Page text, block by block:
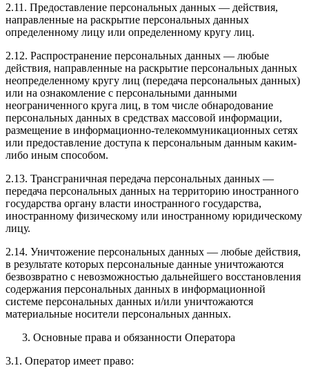
2.11. Предоставление персональных данных — действия,
направленные на раскрытие персональных данных
определенному лицу или определенному кругу лиц.
2.12. Распространение персональных данных — любые
действия, направленные на раскрытие персональных данных
неопределенному кругу лиц (передача персональных данных)
или на ознакомление с персональными данными
неограниченного круга лиц, в том числе обнародование
персональных данных в средствах массовой информации,
размещение в информационно-телекоммуникационных сетях
или предоставление доступа к персональным данным каким-
либо иным способом.
2.13. Трансграничная передача персональных данных —
передача персональных данных на территорию иностранного
государства органу власти иностранного государства,
иностранному физическому или иностранному юридическому
лицу.
2.14. Уничтожение персональных данных — любые действия,
в результате которых персональные данные уничтожаются
безвозвратно с невозможностью дальнейшего восстановления
содержания персональных данных в информационной
системе персональных данных и/или уничтожаются
материальные носители персональных данных.
Основные права и обязанности Оператора
3.1. Оператор имеет право: